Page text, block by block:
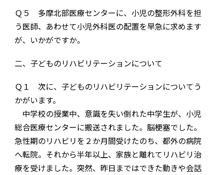
Ｑ５ 多摩北部医療センターに、小児の整形外科を担
う医師、あわせて小児外科医の配置を早急に求めます
が、いかがですか。
二、子どものリハビリテーションについて
Ｑ１ 次に、子どものリハビリテーションについてう
かがいます。
中学校の授業中、意識を失い倒れた中学生が、小児
総合医療センターに搬送されました。脳梗塞でした。
急性期のリハビリを２か月間受けたのち、都外の病院
へ転院。それから半年以上、家族と離れてリハビリ治
療を受けました。突然、昨日まではできた動きや会話